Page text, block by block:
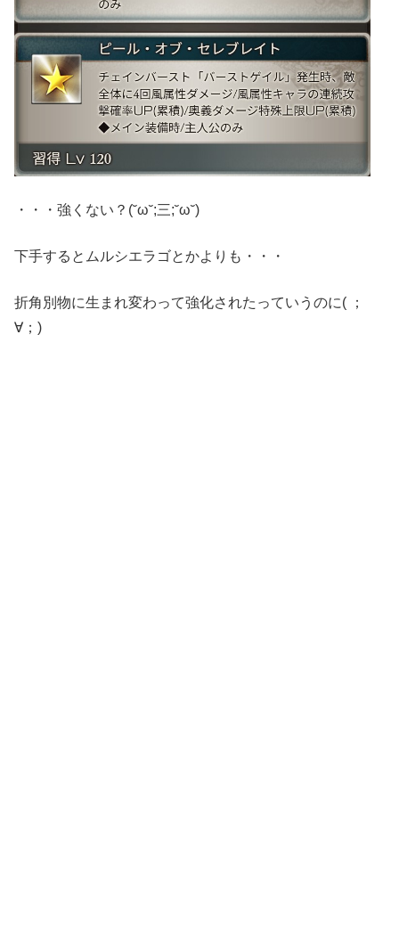
・・・強くない？(˘ω˘;三;˘ω˘)
下手するとムルシエラゴとかよりも・・・
折角別物に生まれ変わって強化されたっていうのに( ；
∀；)